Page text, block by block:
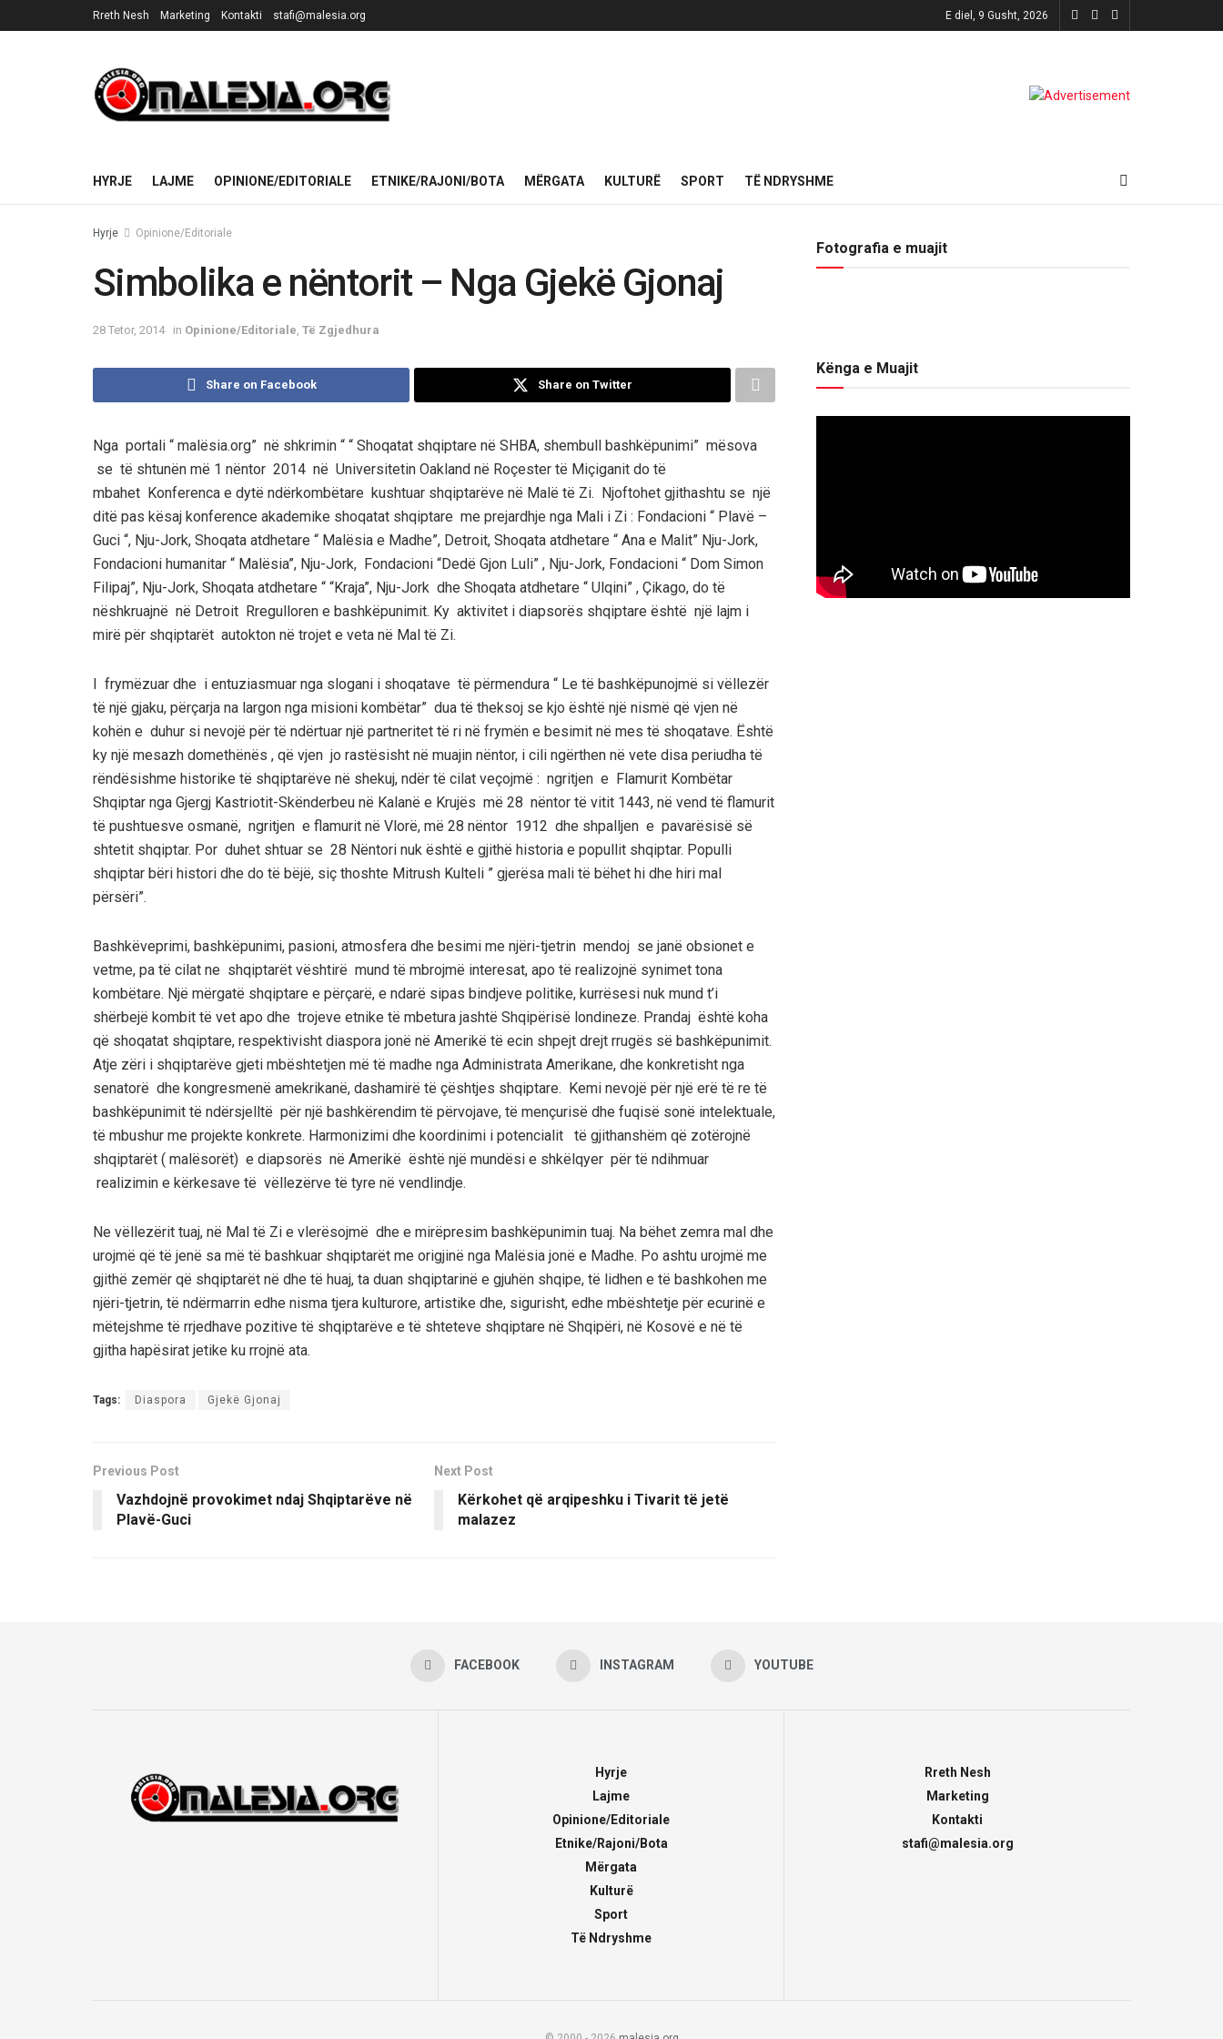
Rreth Nesh Marketing Kontakti stafi@malesia.org E diel, 9 Gusht, 2026
HYRJE LAJME OPINIONE/EDITORIALE ETNIKE/RAJONI/BOTA MËRGATA KULTURË SPORT TË NDRYSHME
Hyrje Opinione/Editoriale
Simbolika e nëntorit – Nga Gjekë Gjonaj
28 Tetor, 2014 in Opinione/Editoriale Të Zgjedhura
Share on Facebook Share on Twitter
Nga portali “ malësia.org” në shkrimin “ “ Shoqatat shqiptare në SHBA, shembull bashkëpunimi” mësova
se të shtunën më 1 nëntor 2014 në Universitetin Oakland në Roçester të Miçiganit do të
mbahet Konferenca e dytë ndërkombëtare kushtuar shqiptarëve në Malë të Zi. Njoftohet gjithashtu se një
ditë pas kësaj konference akademike shoqatat shqiptare me prejardhje nga Mali i Zi : Fondacioni “ Plavë –
Guci “, Nju-Jork, Shoqata atdhetare “ Malësia e Madhe”, Detroit, Shoqata atdhetare “ Ana e Malit” Nju-Jork,
Fondacioni humanitar “ Malësia”, Nju-Jork, Fondacioni “Dedë Gjon Luli” , Nju-Jork, Fondacioni “ Dom Simon
Filipaj”, Nju-Jork, Shoqata atdhetare “ “Kraja”, Nju-Jork dhe Shoqata atdhetare “ Ulqini” , Çikago, do të
nëshkruajnë në Detroit Rregulloren e bashkëpunimit. Ky aktivitet i diapsorës shqiptare është një lajm i
mirë për shqiptarët autokton në trojet e veta në Mal të Zi.
I frymëzuar dhe i entuziasmuar nga slogani i shoqatave të përmendura “ Le të bashkëpunojmë si vëllezër
të një gjaku, përçarja na largon nga misioni kombëtar” dua të theksoj se kjo është një nismë që vjen në
kohën e duhur si nevojë për të ndërtuar një partneritet të ri në frymën e besimit në mes të shoqatave. Është
ky një mesazh domethënës , që vjen jo rastësisht në muajin nëntor, i cili ngërthen në vete disa periudha të
rëndësishme historike të shqiptarëve në shekuj, ndër të cilat veçojmë : ngritjen e Flamurit Kombëtar
Shqiptar nga Gjergj Kastriotit-Skënderbeu në Kalanë e Krujës më 28 nëntor të vitit 1443, në vend të flamurit
të pushtuesve osmanë, ngritjen e flamurit në Vlorë, më 28 nëntor 1912 dhe shpalljen e pavarësisë së
shtetit shqiptar. Por duhet shtuar se 28 Nëntori nuk është e gjithë historia e popullit shqiptar. Populli
shqiptar bëri histori dhe do të bëjë, siç thoshte Mitrush Kulteli ” gjerësa mali të bëhet hi dhe hiri mal
përsëri”.
Bashkëveprimi, bashkëpunimi, pasioni, atmosfera dhe besimi me njëri-tjetrin mendoj se janë obsionet e
vetme, pa të cilat ne shqiptarët vështirë mund të mbrojmë interesat, apo të realizojnë synimet tona
kombëtare. Një mërgatë shqiptare e përçarë, e ndarë sipas bindjeve politike, kurrësesi nuk mund t’i
shërbejë kombit të vet apo dhe trojeve etnike të mbetura jashtë Shqipërisë londineze. Prandaj është koha
që shoqatat shqiptare, respektivisht diaspora jonë në Amerikë të ecin shpejt drejt rrugës së bashkëpunimit.
Atje zëri i shqiptarëve gjeti mbështetjen më të madhe nga Administrata Amerikane, dhe konkretisht nga
senatorë dhe kongresmenë amekrikanë, dashamirë të çështjes shqiptare. Kemi nevojë për një erë të re të
bashkëpunimit të ndërsjelltë për një bashkërendim të përvojave, të mençurisë dhe fuqisë sonë intelektuale,
të mbushur me projekte konkrete. Harmonizimi dhe koordinimi i potencialit të gjithanshëm që zotërojnë
shqiptarët ( malësorët) e diapsorës në Amerikë është një mundësi e shkëlqyer për të ndihmuar
realizimin e kërkesave të vëllezërve të tyre në vendlindje.
Ne vëllezërit tuaj, në Mal të Zi e vlerësojmë dhe e mirëpresim bashkëpunimin tuaj. Na bëhet zemra mal dhe
urojmë që të jenë sa më të bashkuar shqiptarët me origjinë nga Malësia jonë e Madhe. Po ashtu urojmë me
gjithë zemër që shqiptarët në dhe të huaj, ta duan shqiptarinë e gjuhën shqipe, të lidhen e të bashkohen me
njëri-tjetrin, të ndërmarrin edhe nisma tjera kulturore, artistike dhe, sigurisht, edhe mbështetje për ecurinë e
mëtejshme të rrjedhave pozitive të shqiptarëve e të shteteve shqiptare në Shqipëri, në Kosovë e në të
gjitha hapësirat jetike ku rrojnë ata.
Tags: Diaspora Gjekë Gjonaj
Previous Post
Vazhdojnë provokimet ndaj Shqiptarëve në
Plavë-Guci
Next Post
Kërkohet që arqipeshku i Tivarit të jetë
malazez
Fotografia e muajit
Kënga e Muajit
FACEBOOK INSTAGRAM YOUTUBE
Hyrje
Lajme
Opinione/Editoriale
Etnike/Rajoni/Bota
Mërgata
Kulturë
Sport
Të Ndryshme
Rreth Nesh
Marketing
Kontakti
stafi@malesia.org